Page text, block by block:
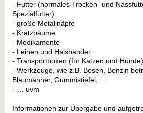
- Futter (normales Trocken- und
Spezialfutter)
- große Metallnäpfe
- Kratzbäume
- Medikamente
- Leinen und Halsbänder
- Transportboxen (für Katzen und Hunde)
- Werkzeuge, wie z.B. Besen, Benzin
Blaumänner, Gummistiefel, ....
- … uvm
Informationen zur Übergabe und